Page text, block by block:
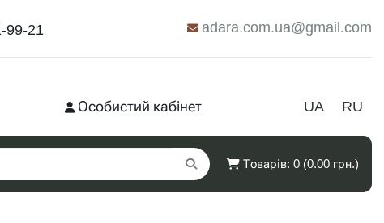
99-21 adara.com.ua@gmail.com
UA RU
Особистий кабінет
Товарів: 0 (0.00 грн.)